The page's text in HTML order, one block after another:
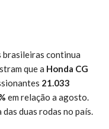
brasileiras continua
que a Honda CG
21.033
em relação a agosto.
duas rodas no país.